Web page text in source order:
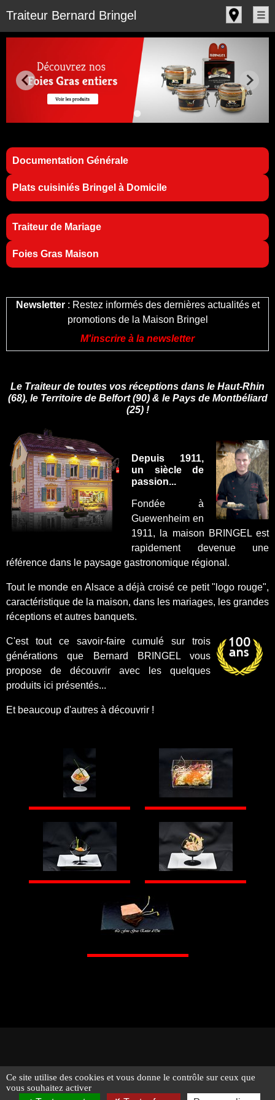
Traiteur Bernard Bringel
Documentation Générale
Plats cuisiniés Bringel à Domicile
Traiteur de Mariage
Foies Gras Maison
Newsletter: Restez informés des dernières actualités et
promotions de la Maison Bringel
M'inscrire à la newsletter
Le Traiteur de toutes vos réceptions dans le Haut-Rhin
(68), le Territoire de Belfort (90) & le Pays de Montbéliard
(25) !
Depuis 1911,
un siècle de
passion...
Fondée à
Guewenheim en
1911, la maison BRINGEL est
rapidement devenue une
référence dans le paysage gastronomique régional.
Tout le monde en Alsace a déjà croisé ce petit "logo rouge",
caractéristique de la maison, dans les mariages, les grandes
réceptions et autres banquets.
C'est tout ce savoir-faire cumulé sur trois
générations que Bernard BRINGEL vous
propose de découvrir avec les quelques
produits ici présentés...
Et beaucoup d'autres à découvrir !
© 2026 - Traiteur Bernard Bringel - Tous droits réservés -
Mentions légales
Suivez-nous !
Ce site utilise des cookies et vous donne le contrôle sur ceux que
vous souhaitez activer